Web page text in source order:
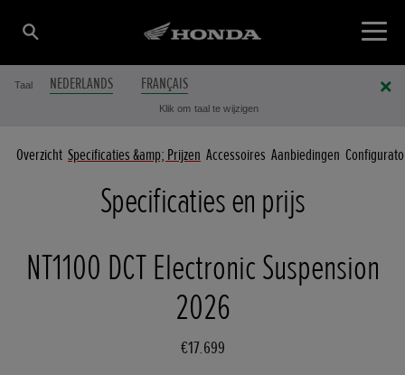
Taal NEDERLANDS FRANÇAIS
Klik om taal te wijzigen
Overzicht Specificaties &amp; Prijzen Accessoires Aanbiedingen
Specificaties en prijs
NT1100 DCT Electronic Suspension
2026
€17.699